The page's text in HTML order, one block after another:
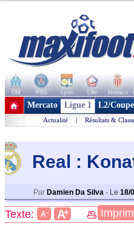
OM PSG Lyon Lille Monaco
+ de clubs
Mercato Ligue 1 L2/
Actualité | Résultats &
Real :
Par Damien Da Silva - Le 18/
Texte: A- A+